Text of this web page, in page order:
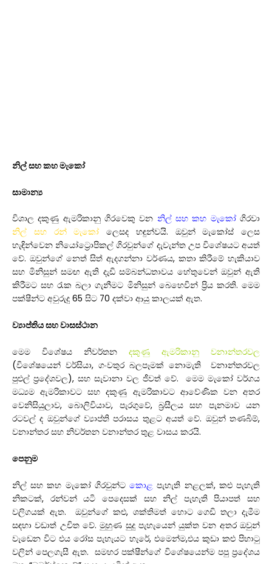
නිල් සහ කහ මැකෝ
සාමාන්‍ය
විශාල දකුණු ඇමරිකානු ගිරවෙකු වන නිල් සහ කහ මැකෝගිරවා
නිල් සහ රන් මැකෝ ලෙසද හඳුන්වයි. ඔවුන් මැකෝස් ලෙස
හැඳින්වෙන නියෝට්‍රොපිකල් ගිරවුන්ගේ දැවැන්ත උප විශේෂයට අයත්
වේ. ඔවුන්ගේ නෙත් සිත් ඇදගන්නා වර්ණය, කතා කිරීමේ හැකියාව
සහ මිනිසුන් සමඟ ඇති දැඩි සම්බන්ධතාවය හේතුවෙන් ඔවුන් ඇති
කිරීමට සහ රැක බලා ගැනීමට මිනිසුන් බෙහෙවින් ප්‍රිය කරති. මෙම
පක්ෂීන්ට අවුරුදු 65 සිට 70 දක්වා ආයු කාලයක් ඇත.
ව්‍යාප්තිය සහ වාසස්ථාන
මෙම විශේෂය නිවර්තන දකුණු ඇමරිකානු වනාන්තරවල
(විශේෂයෙන් වර්සියා, ගංවතුර බලපෑමක් නොමැති වනාන්තරවල
පුළුල් ප්‍රදේශවල), සහ සැවානා වල ජීවත් වේ. මෙම මැකෝ වර්ගය
මධ්‍යම ඇමරිකාවට සහ දකුණු ඇමරිකාවට ආවේණික වන අතර
වෙනිසියුලාව, බොලිවියාව, පැරගුවේ, බ්‍රසීලය සහ පැනමාව යන
රටවල් ද ඔවුන්ගේ ව්‍යාප්ති පරාසය තුළට අයත් වේ. ඔවුන් තණබිම්,
වනාන්තර සහ නිවර්තන වනාන්තර තුළ වාසය කරයි.
පෙනුම
නිල් සහ කහ මැකෝ ගිරවුන්ටකොළ පැහැති නළලක්, කළු පැහැති
නිකටක්, රන්වන් යටි පෙදෙසක් සහ නිල් පැහැති පියාපත් සහ
වලිගයක් ඇත. ඔවුන්ගේ කළු, ශක්තිමත් හොට ගෙඩි තලා දැමීම
සඳහා වඩාත් උචිත වේ. මුහුණ සුදු පැහැයෙන් යුක්ත වන අතර ඔවුන්
වැඩෙන විට එය රෝස පැහැයට හැරේ, එමෙන්ම,එය කුඩා කළු පිහාටු
වලින් පෙලගැසී ඇත. සමහර පක්ෂීන්ගේ විශේෂයෙන්ම පපු ප්‍රදේශය